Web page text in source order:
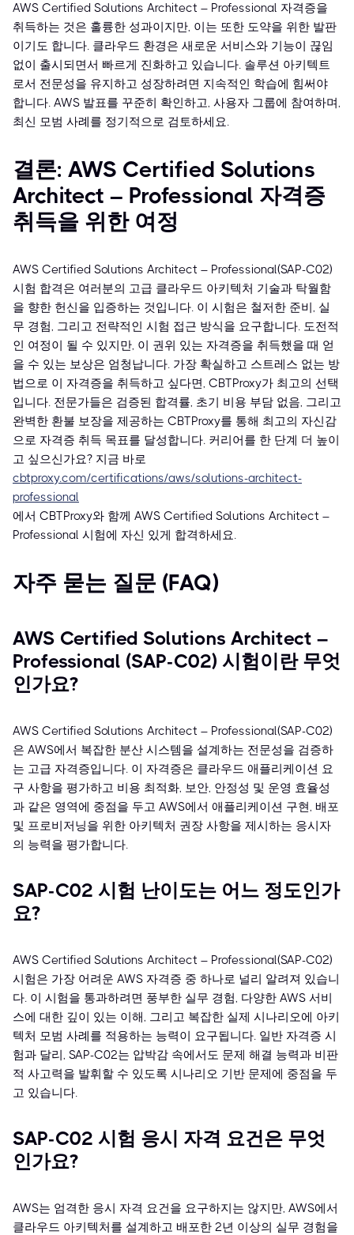
AWS Certified Solutions Architect – Professional 자격증을
취득하는 것은 훌륭한 성과이지만, 이는 또한 도약을 위한 발판
이기도 합니다. 클라우드 환경은 새로운 서비스와 기능이 끊임
없이 출시되면서 빠르게 진화하고 있습니다. 솔루션 아키텍트
로서 전문성을 유지하고 성장하려면 지속적인 학습에 힘써야
합니다. AWS 발표를 꾸준히 확인하고, 사용자 그룹에 참여하며,
최신 모범 사례를 정기적으로 검토하세요.
결론: AWS Certified Solutions
Architect – Professional 자격증
취득을 위한 여정
AWS Certified Solutions Architect – Professional(SAP-C02)
시험 합격은 여러분의 고급 클라우드 아키텍처 기술과 탁월함
을 향한 헌신을 입증하는 것입니다. 이 시험은 철저한 준비, 실
무 경험, 그리고 전략적인 시험 접근 방식을 요구합니다. 도전적
인 여정이 될 수 있지만, 이 권위 있는 자격증을 취득했을 때 얻
을 수 있는 보상은 엄청납니다. 가장 확실하고 스트레스 없는 방
법으로 이 자격증을 취득하고 싶다면, CBTProxy가 최고의 선택
입니다. 전문가들은 검증된 합격률, 초기 비용 부담 없음, 그리고
완벽한 환불 보장을 제공하는 CBTProxy를 통해 최고의 자신감
으로 자격증 취득 목표를 달성합니다. 커리어를 한 단계 더 높이
고 싶으신가요? 지금 바로
cbtproxy.com/certifications/aws/solutions-architect-
professional
에서 CBTProxy와 함께 AWS Certified Solutions Architect –
Professional 시험에 자신 있게 합격하세요.
자주 묻는 질문 (FAQ)
AWS Certified Solutions Architect –
Professional (SAP-C02) 시험이란 무엇
인가요?
AWS Certified Solutions Architect – Professional(SAP-C02)
은 AWS에서 복잡한 분산 시스템을 설계하는 전문성을 검증하
는 고급 자격증입니다. 이 자격증은 클라우드 애플리케이션 요
구 사항을 평가하고 비용 최적화, 보안, 안정성 및 운영 효율성
과 같은 영역에 중점을 두고 AWS에서 애플리케이션 구현, 배포
및 프로비저닝을 위한 아키텍처 권장 사항을 제시하는 응시자
의 능력을 평가합니다.
SAP-C02 시험 난이도는 어느 정도인가
요?
AWS Certified Solutions Architect – Professional(SAP-C02)
시험은 가장 어려운 AWS 자격증 중 하나로 널리 알려져 있습니
다. 이 시험을 통과하려면 풍부한 실무 경험, 다양한 AWS 서비
스에 대한 깊이 있는 이해, 그리고 복잡한 실제 시나리오에 아키
텍처 모범 사례를 적용하는 능력이 요구됩니다. 일반 자격증 시
험과 달리, SAP-C02는 압박감 속에서도 문제 해결 능력과 비판
적 사고력을 발휘할 수 있도록 시나리오 기반 문제에 중점을 두
고 있습니다.
SAP-C02 시험 응시 자격 요건은 무엇
인가요?
AWS는 엄격한 응시 자격 요건을 요구하지는 않지만, AWS에서
클라우드 아키텍처를 설계하고 배포한 2년 이상의 실무 경험을